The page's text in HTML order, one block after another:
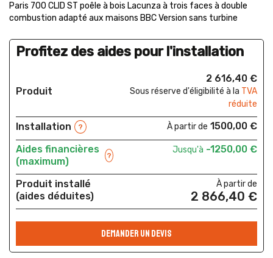
Paris 700 CLID ST poêle à bois Lacunza à trois faces à double
combustion adapté aux maisons BBC Version sans turbine
Profitez des aides pour l'installation
Produit
2 616,40 €
Sous réserve d'éligibilité à la TVA
réduite
Installation ? À partir de 1500,00 €
Aides financières
(maximum)
?
Jusqu'à -1250,00 €
Produit installé
(aides déduites)
À partir de
2 866,40 €
DEMANDER UN DEVIS